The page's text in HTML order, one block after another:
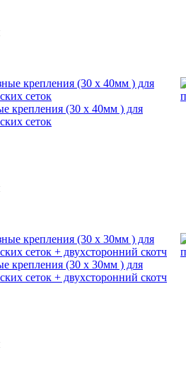
крепления (30 х 40мм ) для
сеток
крепления (30 х 30мм ) для
сеток + двухсторонний скотч